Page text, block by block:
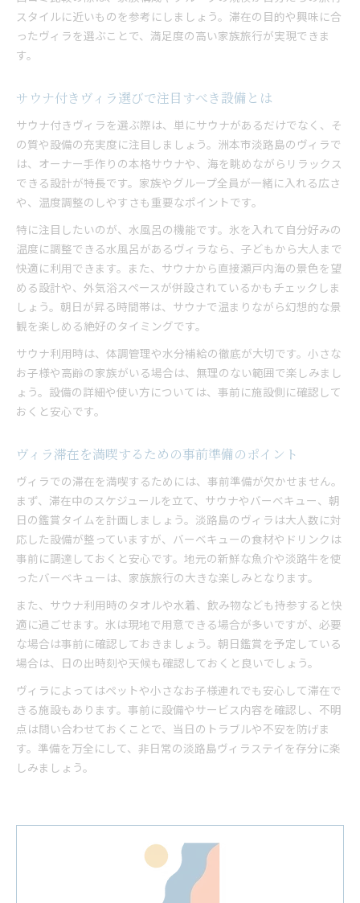
スタイルに近いものを参考にしましょう。滞在の目的や興味に合
ったヴィラを選ぶことで、満足度の高い家族旅行が実現できま
す。
サウナ付きヴィラ選びで注目すべき設備とは
サウナ付きヴィラを選ぶ際は、単にサウナがあるだけでなく、そ
の質や設備の充実度に注目しましょう。洲本市淡路島のヴィラで
は、オーナー手作りの本格サウナや、海を眺めながらリラックス
できる設計が特長です。家族やグループ全員が一緒に入れる広さ
や、温度調整のしやすさも重要なポイントです。
特に注目したいのが、水風呂の機能です。氷を入れて自分好みの
温度に調整できる水風呂があるヴィラなら、子どもから大人まで
快適に利用できます。また、サウナから直接瀬戸内海の景色を望
める設計や、外気浴スペースが併設されているかもチェックしま
しょう。朝日が昇る時間帯は、サウナで温まりながら幻想的な景
観を楽しめる絶好のタイミングです。
サウナ利用時は、体調管理や水分補給の徹底が大切です。小さな
お子様や高齢の家族がいる場合は、無理のない範囲で楽しみまし
ょう。設備の詳細や使い方については、事前に施設側に確認して
おくと安心です。
ヴィラ滞在を満喫するための事前準備のポイント
ヴィラでの滞在を満喫するためには、事前準備が欠かせません。
まず、滞在中のスケジュールを立て、サウナやバーベキュー、朝
日の鑑賞タイムを計画しましょう。淡路島のヴィラは大人数に対
応した設備が整っていますが、バーベキューの食材やドリンクは
事前に調達しておくと安心です。地元の新鮮な魚介や淡路牛を使
ったバーベキューは、家族旅行の大きな楽しみとなります。
また、サウナ利用時のタオルや水着、飲み物なども持参すると快
適に過ごせます。氷は現地で用意できる場合が多いですが、必要
な場合は事前に確認しておきましょう。朝日鑑賞を予定している
場合は、日の出時刻や天候も確認しておくと良いでしょう。
ヴィラによってはペットや小さなお子様連れでも安心して滞在で
きる施設もあります。事前に設備やサービス内容を確認し、不明
点は問い合わせておくことで、当日のトラブルや不安を防げま
す。準備を万全にして、非日常の淡路島ヴィラステイを存分に楽
しみましょう。